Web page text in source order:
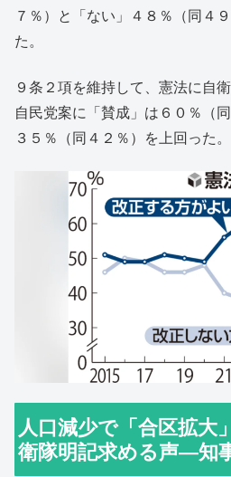
７％）と「ない」４８％（同４
た。
９条２項を維持して、憲法に自
自民党案に「賛成」は６０％（
３５％（同４２％）を上回った。
人口減少で「合区拡
衛隊明記求める声―知